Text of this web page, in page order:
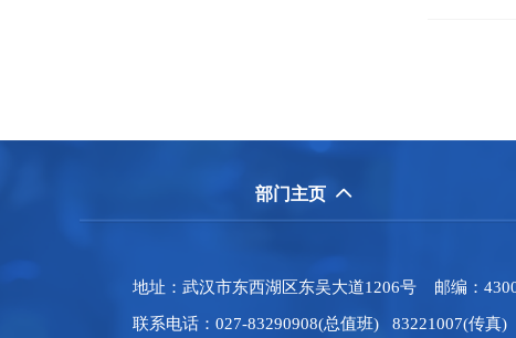
部门主页 
地址：武汉市东西湖区东吴大道1206号 邮编：
联系电话：027-83290908(总值班) 83221007(传真)